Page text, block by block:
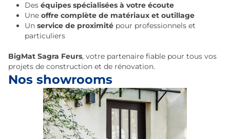
Des équipes spécialisées à votre écoute
Une offre complète de matériaux et outillage
Un service de proximité pour professionnels et
particuliers
BigMat Sagra Feurs, votre partenaire fiable pour tous vos
projets de construction et de rénovation.
Nos showrooms